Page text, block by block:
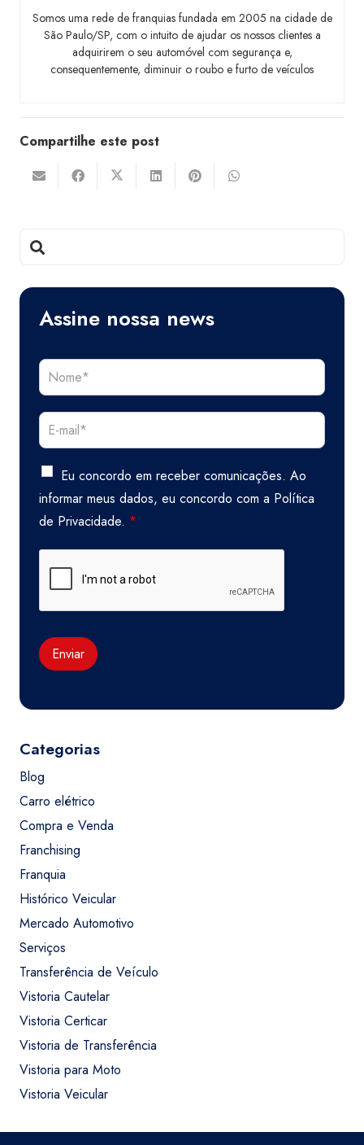
Somos uma rede de franquias fundada em 2005 na cidade de
São Paulo/SP, com o intuito de ajudar os nossos clientes a
adquirirem o seu automóvel com segurança e,
consequentemente, diminuir o roubo e furto de veículos
Compartilhe este post
Assine nossa news
Eu concordo em receber comunicações. Ao
informar meus dados, eu concordo com a Política
de Privacidade. *
Enviar
Categorias
Blog
Carro elétrico
Compra e Venda
Franchising
Franquia
Histórico Veicular
Mercado Automotivo
Serviços
Transferência de Veículo
Vistoria Cautelar
Vistoria Certicar
Vistoria de Transferência
Vistoria para Moto
Vistoria Veicular